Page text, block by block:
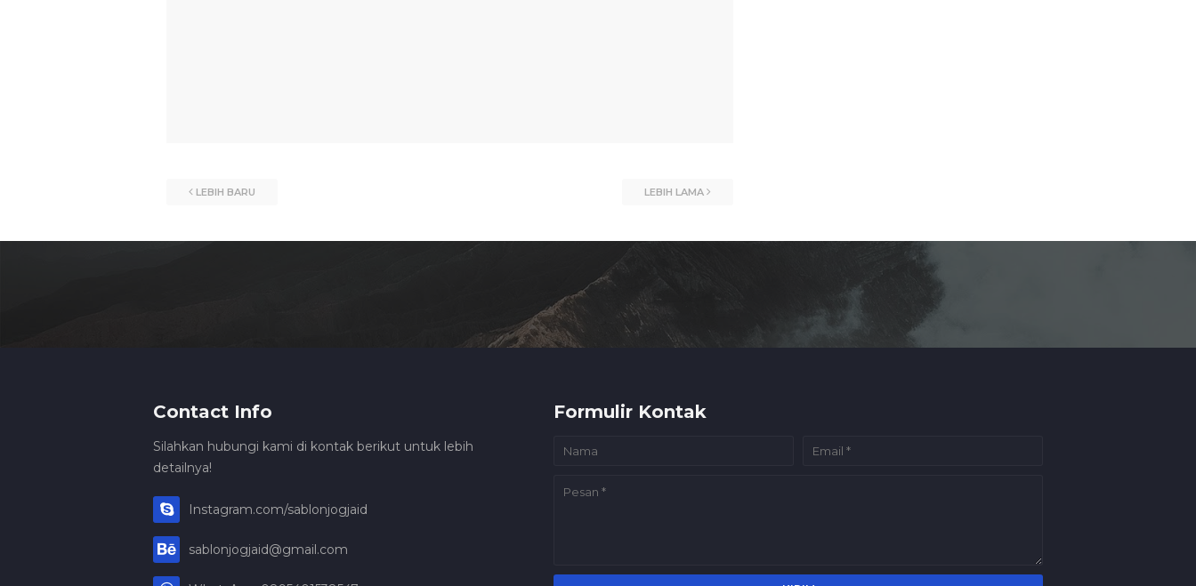
LEBIH BARU LEBIH LAMA
Contact Info
Silahkan hubungi kami di kontak berikut untuk lebih
detailnya!
Instagram.com/sablonjogjaid
sablonjogjaid@gmail.com
Formulir Kontak